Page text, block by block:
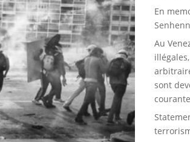
En
Senhenn
Au
sont